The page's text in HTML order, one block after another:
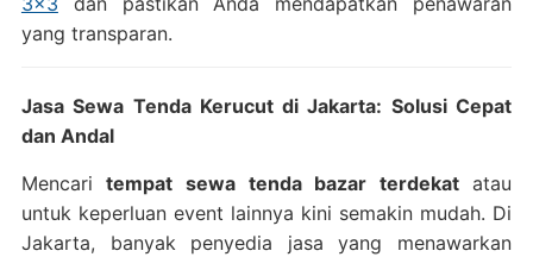
yang transparan.
Jasa Sewa Tenda Kerucut di Jakarta: Solusi Cepat
dan Andal
Mencaritempat sewa tenda bazar terdekatatau
untuk keperluan event lainnya kini semakin mudah. Di
Jakarta, banyak penyedia jasa yang menawarkan